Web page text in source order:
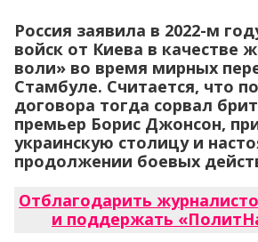
Россия заявила в 2022-м
войск от Киева в качестве
воли» во время мирных
Стамбуле. Считается, что
договора тогда сорвал
премьер Борис Джонсон,
украинскую столицу и
продолжении боевых
Отблагодарить
и поддержать